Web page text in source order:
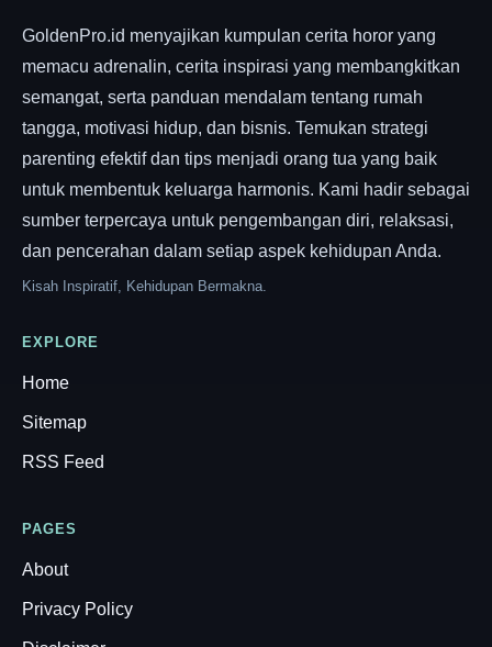
GoldenPro.id menyajikan kumpulan cerita horor yang
memacu adrenalin, cerita inspirasi yang membangkitkan
semangat, serta panduan mendalam tentang rumah
tangga, motivasi hidup, dan bisnis. Temukan strategi
parenting efektif dan tips menjadi orang tua yang baik
untuk membentuk keluarga harmonis. Kami hadir sebagai
sumber terpercaya untuk pengembangan diri, relaksasi,
dan pencerahan dalam setiap aspek kehidupan Anda.
Kisah Inspiratif, Kehidupan Bermakna.
EXPLORE
Home
Sitemap
RSS Feed
PAGES
About
Privacy Policy